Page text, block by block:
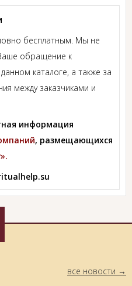
бесплатным. Мы не
обращение к
каталоге, а также за
между заказчиками и
информация
, размещающихся
все новости